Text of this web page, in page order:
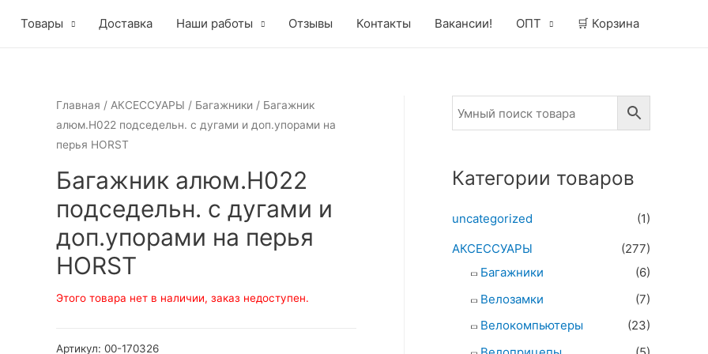
Товары Доставка Наши работы Отзывы Контакты Вакансии! ОПТ 🛒 Корзина
Главная / АКСЕССУАРЫ / Багажники / Багажник
алюм.H022 подседельн. с дугами и доп.упорами на
перья HORST
Багажник алюм.H022
подседельн. с дугами и
доп.упорами на перья
HORST
Этого товара нет в наличии, заказ недоступен.
Артикул: 00-170326
Категории товаров
uncategorized
(1)
АКСЕССУАРЫ
(277)
Багажники
(6)
Велозамки
(7)
Велокомпьютеры
(23)